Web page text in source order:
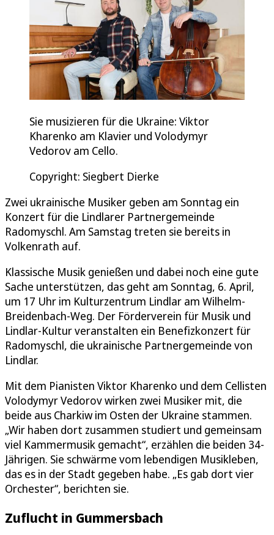
Sie musizieren für die Ukraine: Viktor
Kharenko am Klavier und Volodymyr
Vedorov am Cello.
Copyright: Siegbert Dierke
Zwei ukrainische Musiker geben am Sonntag ein
Konzert für die Lindlarer Partnergemeinde
Radomyschl. Am Samstag treten sie bereits in
Volkenrath auf.
Klassische Musik genießen und dabei noch eine gute
Sache unterstützen, das geht am Sonntag, 6. April,
um 17 Uhr im Kulturzentrum Lindlar am Wilhelm-
Breidenbach-Weg. Der Förderverein für Musik und
Lindlar-Kultur veranstalten ein Benefizkonzert für
Radomyschl, die ukrainische Partnergemeinde von
Lindlar.
Mit dem Pianisten Viktor Kharenko und dem Cellisten
Volodymyr Vedorov wirken zwei Musiker mit, die
beide aus Charkiw im Osten der Ukraine stammen.
„Wir haben dort zusammen studiert und gemeinsam
viel Kammermusik gemacht“, erzählen die beiden 34-
Jährigen. Sie schwärme vom lebendigen Musikleben,
das es in der Stadt gegeben habe. „Es gab dort vier
Orchester“, berichten sie.
Zuflucht in Gummersbach